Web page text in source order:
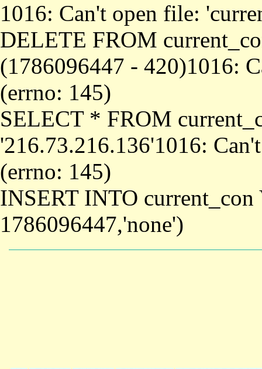
1016: Can't open file:
DELETE FROM
(1786096447 - 420)1016:
(errno: 145)
SELECT * FROM
'216.73.216.136'1016:
(errno: 145)
INSERT INTO
1786096447,'none')